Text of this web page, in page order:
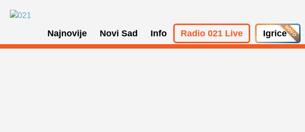
Najnovije Novi Sad Info Radio 021 Live Igrice